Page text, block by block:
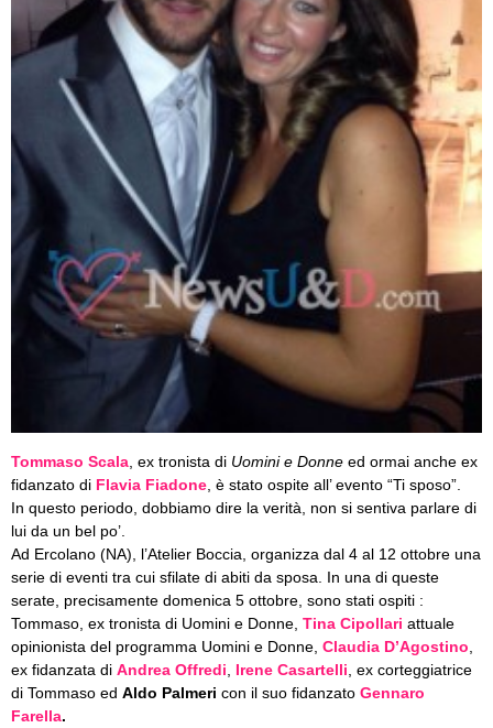
Tommaso Scala , ex tronista di Uomini e Donne ed ormai anche ex
fidanzato di Flavia Fiadone , è stato ospite all’ evento “Ti sposo”.
In questo periodo, dobbiamo dire la verità, non si sentiva parlare di
lui da un bel po’.
Ad Ercolano (NA), l’Atelier Boccia, organizza dal 4 al 12 ottobre una
serie di eventi tra cui sfilate di abiti da sposa. In una di queste
serate, precisamente domenica 5 ottobre, sono stati ospiti :
Tommaso, ex tronista di Uomini e Donne, Tina Cipollari attuale
opinionista del programma Uomini e Donne, Claudia D’Agostino
ex fidanzata di Andrea Offredi Irene Casartelli , ex corteggiatrice
di Tommaso ed Aldo Palmeri con il suo fidanzato Gennaro
Farella.